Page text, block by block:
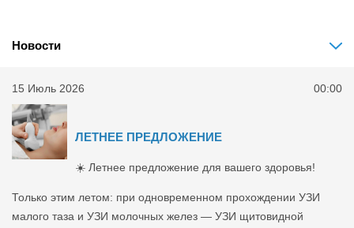
Новости
15 Июль 2026 00:00
ЛЕТНЕЕ ПРЕДЛОЖЕНИЕ
☀️ Летнее предложение для вашего здоровья!
Только этим летом: при одновременном прохождении УЗИ
малого таза и УЗИ молочных желез — УЗИ щитовидной